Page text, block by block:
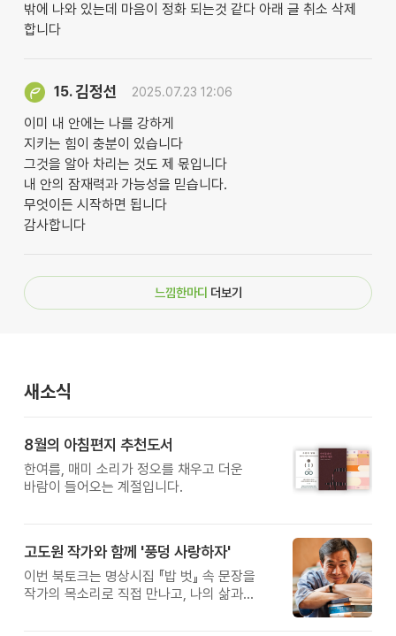
밖에 나와 있는데 마음이 정화 되는것 같다 아래 글 취소 삭제
합니다
15.김정선 2025.07.23 12:06
이미 내 안에는 나를 강하게
지키는 힘이 충분이 있습니다
그것을 알아 차리는 것도 제 몫입니다
내 안의 잠재력과 가능성을 믿습니다.
무엇이든 시작하면 됩니다
감사합니다
느낌한마디 더보기
새소식
8월의 아침편지 추천도서
한여름, 매미 소리가 정오를 채우고 더운
바람이 들어오는 계절입니다.
고도원 작가와 함께 '풍덩 사랑하자'
이번 북토크는 명상시집 『밥 벗』 속 문장을
작가의 목소리로 직접 만나고, 나의 삶과